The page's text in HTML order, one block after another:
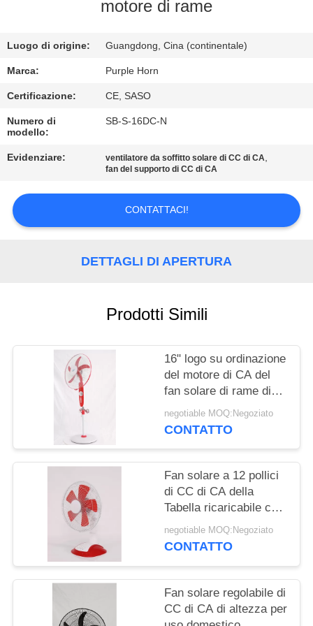
CONTROLLO
QUALITÀ
CONTATTICI
RICHIEDA
UNA
MAPPA
POLICY
motore di rame
Luogo di origine: Guangdong, Cina (continentale)
Marca: Purple Horn
Certificazione: CE, SASO
Numero di
modello:
SB-S-16DC-N
Evidenziare: ventilatore da soffitto solare di CC di CA,
fan del supporto di CC di CA
CONTATTACI!
DETTAGLI DI APERTURA
Prodotti Simili
16" logo su ordinazione
del motore di CA del
fan solare di rame di
negotiable MOQ:Negoziato
CONTATTO
Fan solare a 12 pollici
di CC di CA della
Tabella ricaricabile con
la batteria
negotiable MOQ:Negoziato
CONTATTO
Fan solare regolabile di
CC di CA di altezza per